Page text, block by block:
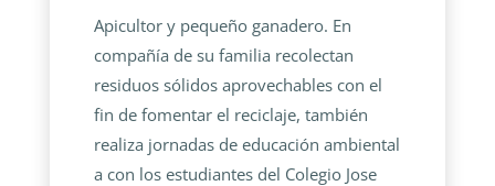
Apicultor y pequeño ganadero. En
compañía de su familia recolectan
residuos sólidos aprovechables con el
fin de fomentar el reciclaje, también
realiza jornadas de educación ambiental
a con los estudiantes del Colegio Jose